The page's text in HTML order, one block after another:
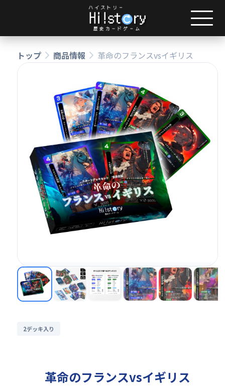
トップ 商品情報 革命のフランスvsイギリス
2デッキ入り
革命のフランスvsイギリス